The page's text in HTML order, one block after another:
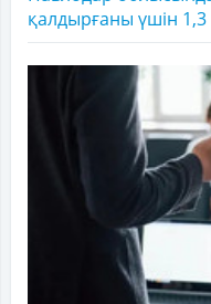
қалдырғаны үшін